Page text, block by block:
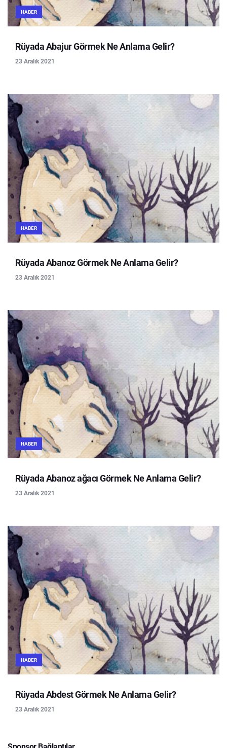
HABER
Rüyada Abajur Görmek Ne Anlama Gelir?
23 Aralık 2021
HABER
Rüyada Abanoz Görmek Ne Anlama Gelir?
23 Aralık 2021
HABER
Rüyada Abanoz ağacı Görmek Ne Anlama Gelir?
23 Aralık 2021
HABER
Rüyada Abdest Görmek Ne Anlama Gelir?
23 Aralık 2021